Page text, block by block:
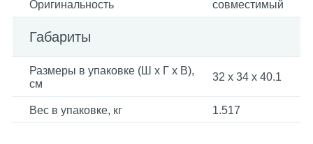
Оригинальность совместимый
Габариты
Размеры в упаковке (Ш x Г x В),
см
32 x 34 x 40.1
Вес в упаковке, кг 1.517